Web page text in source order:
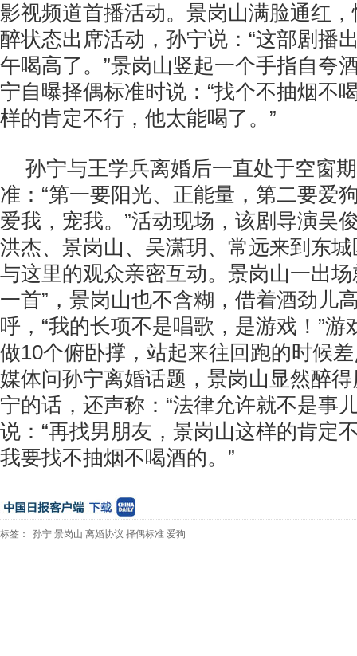
影视频道首播活动。景岗山满脸通红
醉状态出席活动，孙宁说：“这部剧播
午喝高了。”景岗山竖起一个手指自夸
宁自曝择偶标准时说：“找个不抽烟不
样的肯定不行，他太能喝了。”
孙宁与王学兵离婚后一直处于空窗
准：“第一要阳光、正能量，第二要爱
爱我，宠我。”活动现场，该剧导演吴
洪杰、景岗山、吴潇玥、常远来到东
与这里的观众亲密互动。景岗山一出
一首”，景岗山也不含糊，借着酒劲儿
呼，“我的长项不是唱歌，是游戏！”游
做10个俯卧撑，站起来往回跑的时候
媒体问孙宁离婚话题，景岗山显然醉
宁的话，还声称：“法律允许就不是事
说：“再找男朋友，景岗山这样的肯定
我要找不抽烟不喝酒的。”
标签： 孙宁 景岗山 离婚协议 择偶标准 爱狗